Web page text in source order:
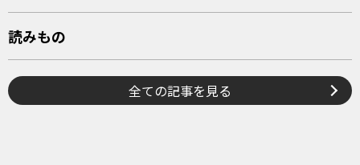
読みもの
全ての記事を見る